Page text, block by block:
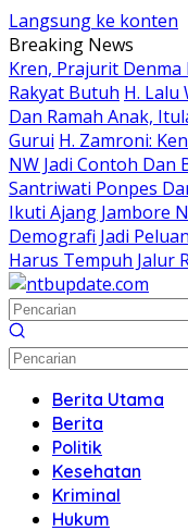
Langsung ke konten
Breaking News
Kren, Prajurit Denma
Rakyat Butuh H. Lalu
Dan Ramah Anak,
Gurui H. Zamroni:
NW Jadi Contoh Dan
Santriwati Ponpes
Ikuti Ajang Jambore
Demografi Jadi
Harus Tempuh Jalur
Berita Utama
Berita
Politik
Kesehatan
Kriminal
Hukum